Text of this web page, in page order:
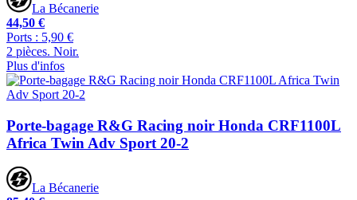
La Bécanerie
44,50 €
Ports : 5,90 €
2 pièces. Noir.
Plus d'infos
Porte-bagage R&G Racing noir Honda CRF1100L
Africa Twin Adv Sport 20-2
La Bécanerie